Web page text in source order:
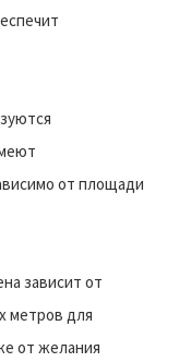
от площади
зависит от
метров для
от желания